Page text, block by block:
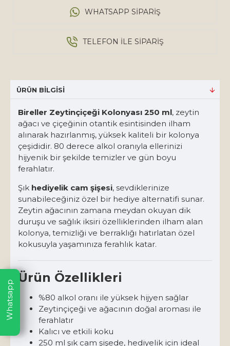
WHATSAPP SIPARIŞ
TELEFON ILE SIPARIŞ
ÜRÜN BILGISI
Bireller Zeytinçiçeği Kolonyası 250 ml, zeytin
ağacı ve çiçeğinin otantik esintisinden ilham
alınarak hazırlanmış, yüksek kaliteli bir kolonya
çeşididir. 80 derece alkol oranıyla ellerinizi
hijyenik bir şekilde temizler ve gün boyu
ferahlatır.
Şık hediyelik cam şişesi, sevdiklerinize
sunabileceğiniz özel bir hediye alternatifi sunar.
Zeytin ağacının zamana meydan okuyan dik
duruşu ve sağlık iksiri özelliklerinden ilham alan
kolonya, temizliği ve berraklığı hatırlatan özel
kokusuyla yaşamınıza ferahlık katar.
Ürün Özellikleri
%80 alkol oranı ile yüksek hijyen sağlar
Zeytinçiçeği ve ağacının doğal aroması ile
ferahlatır
Kalıcı ve etkili koku
250 ml şık cam şişede, hediyelik için ideal
Whatsapp